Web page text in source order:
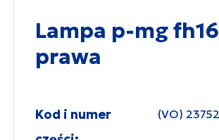
Lampa p-mg
prawa
Kod i numer
(VO)